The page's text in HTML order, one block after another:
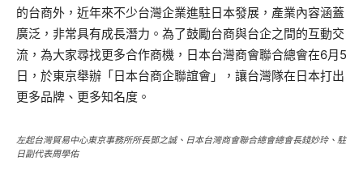
的台商外，近年來不少台灣企業進駐日本發展，產業內容涵蓋
廣泛，非常具有成長潛力。為了鼓勵台商與台企之間的互動交
流，為大家尋找更多合作商機，日本台灣商會聯合總會在6月5
日，於東京舉辦「日本台商企聯誼會」，讓台灣隊在日本打出
更多品牌、更多知名度。
左起台灣貿易中心東京事務所所長鄧之誠、日本台灣商會聯合總會總會長錢妙玲、駐
日副代表周學佑